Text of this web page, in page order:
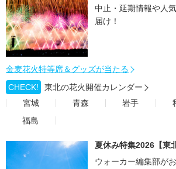
中止・延期情報や人
届け！
金麦花火特等席＆グッズが当たる
CHECK!
東北の花火開催カレンダー
宮城
青森 岩手
福島
夏休み特集2026【東
ウォーカー編集部が